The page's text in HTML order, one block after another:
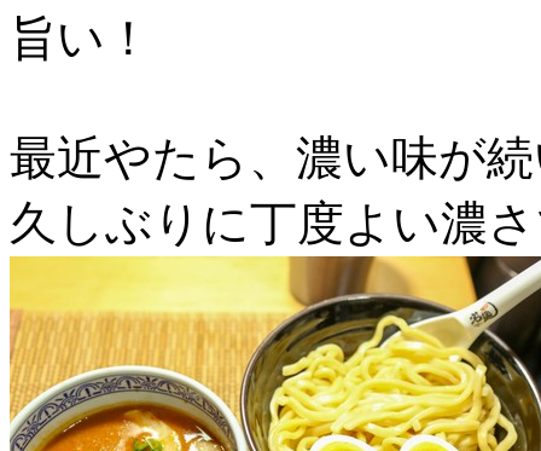
旨い！
最近やたら、濃い味が
久しぶりに丁度よい濃